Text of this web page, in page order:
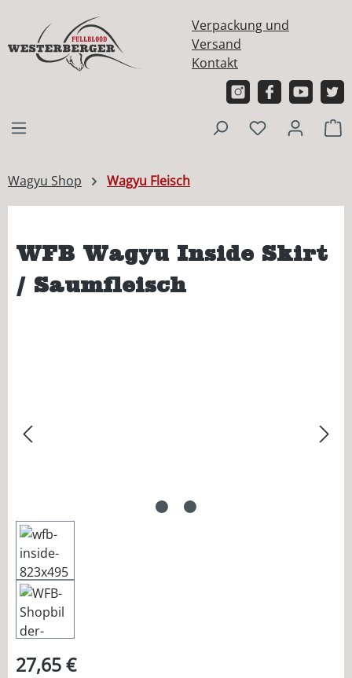
Verpackung und
Versand
Kontakt
Wagyu Shop Wagyu Fleisch
WFB Wagyu Inside Skirt
/ Saumfleisch
27,65 €